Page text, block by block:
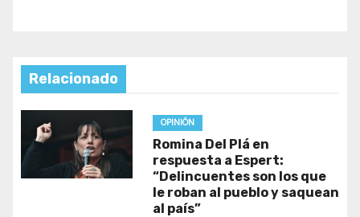
Relacionado
OPINIÓN
Romina Del Plá en
respuesta a Espert:
“Delincuentes son los que
le roban al pueblo y saquean
al país”